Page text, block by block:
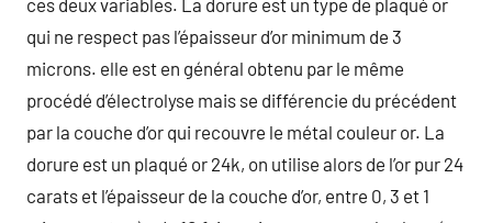
ces deux variables. La dorure est un type de plaqué or
qui ne respect pas l’épaisseur d’or minimum de 3
microns. elle est en général obtenu par le même
procédé d’électrolyse mais se différencie du précédent
par la couche d’or qui recouvre le métal couleur or. La
dorure est un plaqué or 24k, on utilise alors de l’or pur 24
carats et l’épaisseur de la couche d’or, entre 0, 3 et 1